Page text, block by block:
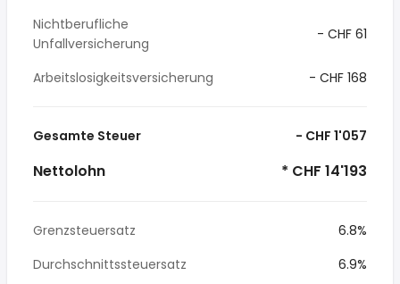
Nichtberufliche
Unfallversicherung
- CHF 61
Arbeitslosigkeitsversicherung - CHF 168
Gesamte Steuer - CHF 1'057
Nettolohn * CHF 14'193
Grenzsteuersatz
6.8%
Durchschnittssteuersatz
6.9%